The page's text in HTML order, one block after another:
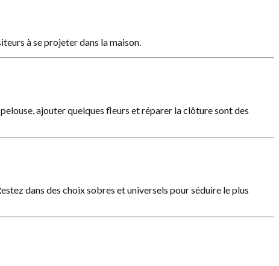
à se projeter dans la maison.
ajouter quelques fleurs et réparer la clôture sont des
dans des choix sobres et universels pour séduire le plus